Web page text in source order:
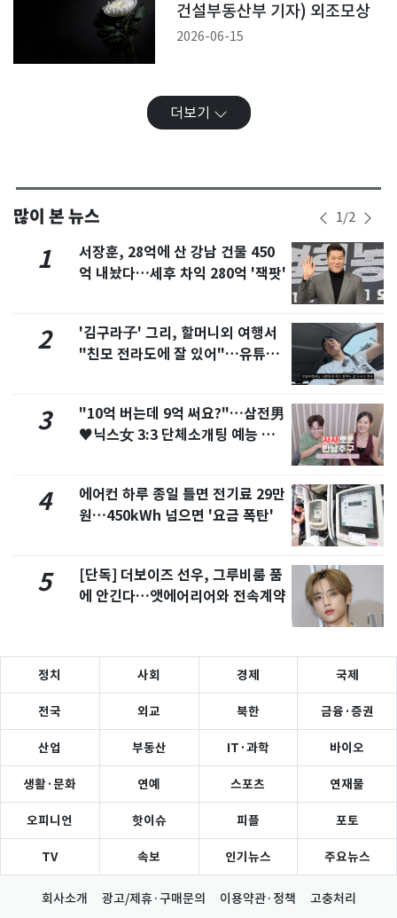
건설부동산부 기자) 외조모상
2026-06-15
더보기
많이 본 뉴스 1/2
1
서장훈, 28억에 산 강남 건물 450
억 내놨다…세후 차익 280억 '잭팟'
2
'김구라子' 그리, 할머니외 여행서
"친모 전라도에 잘 있어"…유튜브
3
"10억 버는데 9억 써요?"…삼전男
♥닉스女 3:3 단체소개팅 예능 화
4
에어컨 하루 종일 틀면 전기료 29만
원…450kWh 넘으면 '요금 폭탄'
5
[단독] 더보이즈 선우, 그루비룸 품
에 안긴다…앳에어리어와 전속계약
정치 사회 경제 국제
전국 외교 북한 금융·증권
산업 부동산 IT·과학 바이오
생활·문화 연예 스포츠 연재물
오피니언 핫이슈 피플 포토
TV 속보 인기뉴스 주요뉴스
회사소개 광고/제휴·구매문의 이용약관·정책 고충처리